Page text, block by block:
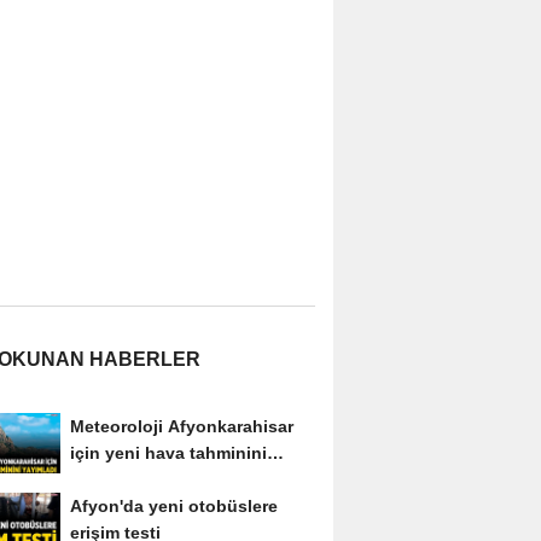
HABERLER
Meteoroloji Afyonkarahisar
için yeni hava tahminini
Afyon'da yeni otobüslere
erişim testi